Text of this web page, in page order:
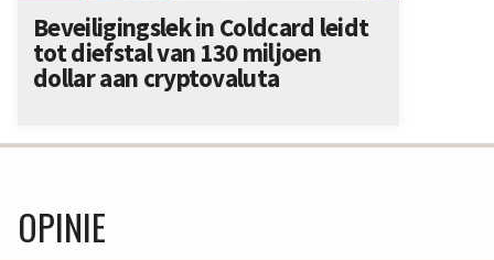
Beveiligingslek in Coldcard leidt
tot diefstal van 130 miljoen
dollar aan cryptovaluta
OPINIE